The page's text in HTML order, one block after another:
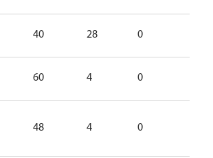
40 28 0
60 4 0
48 4 0